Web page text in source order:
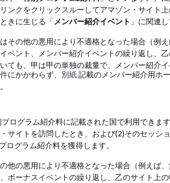
ンクをクリックスルーしてアマゾン・サイト
きに生じる「 メンバー紹介イベント 」に関連
その他の悪用により不適格となった場合（例
ベント、メンバー紹介イベントの繰り返し、
ても、甲は甲の単独の裁量で、メンバー紹介
にかかわらず、 別紙記載のメンバー紹介用ホ
ログラム紹介料に記載された国で利用できま
サイトを訪問したとき、および(2)そのセッシ
ログラム紹介料を獲得します。
他の悪用により不適格となった場合（例えば
ボーナスイベントの繰り返し、乙のサイト